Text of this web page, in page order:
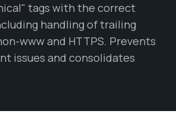
tags with the correct
handling of trailing
www and HTTPS. Prevents
issues and consolidates